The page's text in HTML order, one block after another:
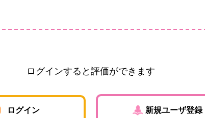
ログインすると評価ができます
ログイン 新規ユーザ登録